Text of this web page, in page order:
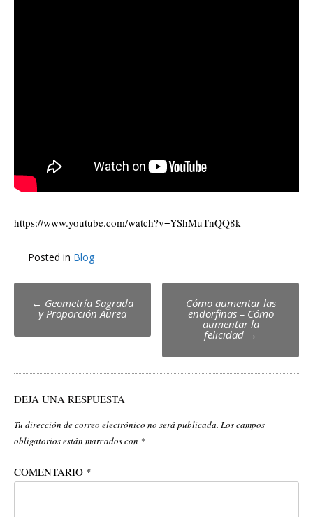
https://www.youtube.com/watch?v=YShMuTnQQ8k
Posted in Blog
Post
navigation
← Geometría Sagrada
y Proporción Aurea
Cómo aumentar las
endorfinas – Cómo
aumentar la
felicidad →
DEJA UNA RESPUESTA
Tu dirección de correo electrónico no será publicada. Los campos
obligatorios están marcados con *
COMENTARIO *